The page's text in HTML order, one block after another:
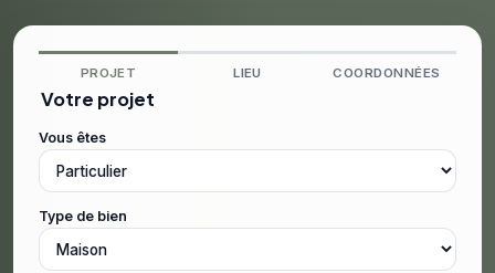
PROJET LIEU COORDONNÉES
Votre projet
Vous êtes
Type de bien